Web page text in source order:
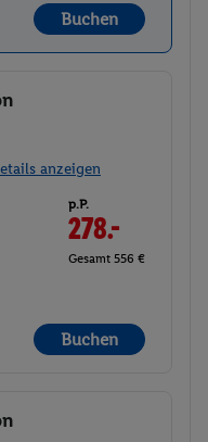
Buchen
anzeigen
p.P.
278.-
Gesamt 556 €
Buchen